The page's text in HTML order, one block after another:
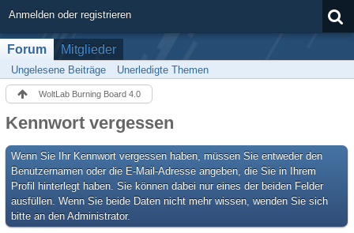
Anmelden oder registrieren
Forum Mitglieder
Ungelesene Beiträge Unerledigte Themen
WoltLab Burning Board 4.0
Kennwort vergessen
Wenn Sie Ihr Kennwort vergessen haben, müssen Sie entweder den
Benutzernamen oder die E-Mail-Adresse angeben, die Sie in Ihrem
Profil hinterlegt haben. Sie können dabei nur eines der beiden Felder
ausfüllen. Wenn Sie beide Daten nicht mehr wissen, wenden Sie sich
bitte an den Administrator.